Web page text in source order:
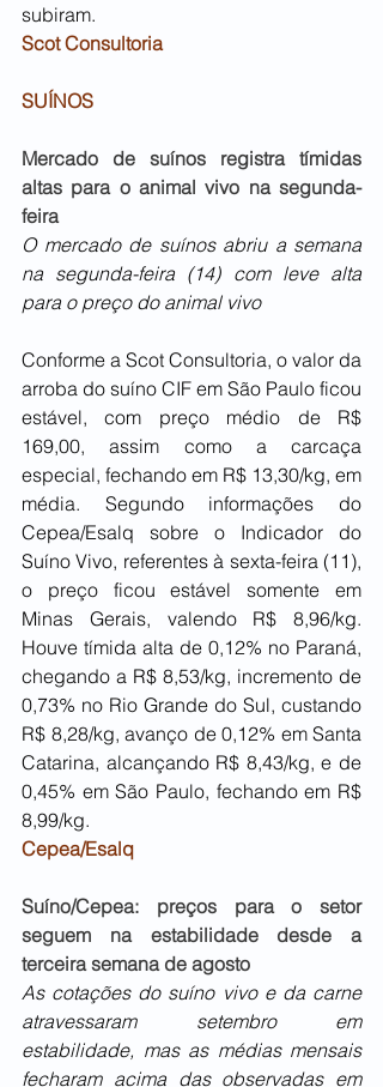
subiram.
Scot Consultoria
SUÍNOS
Mercado de suínos registra tímidas
altas para o animal vivo na segunda-
feira
O mercado de suínos abriu a semana
na segunda-feira (14) com leve alta
para o preço do animal vivo
Conforme a Scot Consultoria, o valor da
arroba do suíno CIF em São Paulo ficou
estável, com preço médio de R$
169,00, assim como a carcaça
especial, fechando em R$ 13,30/kg, em
média. Segundo informações do
Cepea/Esalq sobre o Indicador do
Suíno Vivo, referentes à sexta-feira (11),
o preço ficou estável somente em
Minas Gerais, valendo R$ 8,96/kg.
Houve tímida alta de 0,12% no Paraná,
chegando a R$ 8,53/kg, incremento de
0,73% no Rio Grande do Sul, custando
R$ 8,28/kg, avanço de 0,12% em Santa
Catarina, alcançando R$ 8,43/kg, e de
0,45% em São Paulo, fechando em R$
8,99/kg.
Cepea/Esalq
Suíno/Cepea: preços para o setor
seguem na estabilidade desde a
terceira semana de agosto
As cotações do suíno vivo e da carne
atravessaram setembro em
estabilidade, mas as médias mensais
fecharam acima das observadas em